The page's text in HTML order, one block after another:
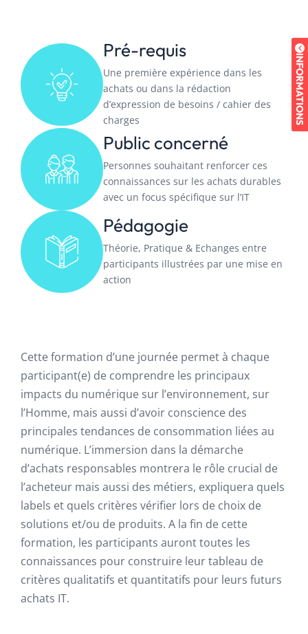
INFORMATIONS
Pré-requis
Une première expérience dans les
achats ou dans la rédaction
d’expression de besoins / cahier des
charges
Public concerné
Personnes souhaitant renforcer ces
connaissances sur les achats durables
avec un focus spécifique sur l’IT
Pédagogie
Théorie, Pratique & Echanges entre
participants illustrées par une mise en
action
Cette formation d’une journée permet à chaque
participant(e) de comprendre les principaux
impacts du numérique sur l’environnement, sur
l’Homme, mais aussi d’avoir conscience des
principales tendances de consommation liées au
numérique. L’immersion dans la démarche
d’achats responsables montrera le rôle crucial de
l’acheteur mais aussi des métiers, expliquera quels
labels et quels critères vérifier lors de choix de
solutions et/ou de produits. A la fin de cette
formation, les participants auront toutes les
connaissances pour construire leur tableau de
critères qualitatifs et quantitatifs pour leurs futurs
achats IT.